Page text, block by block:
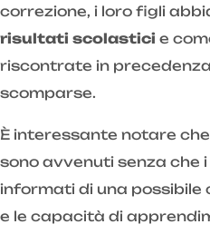
correzione, i loro figli
risultati scolastici e
riscontrate in
scomparse.
È interessante notare
sono avvenuti senza che
informati di una possibile
e le capacità di